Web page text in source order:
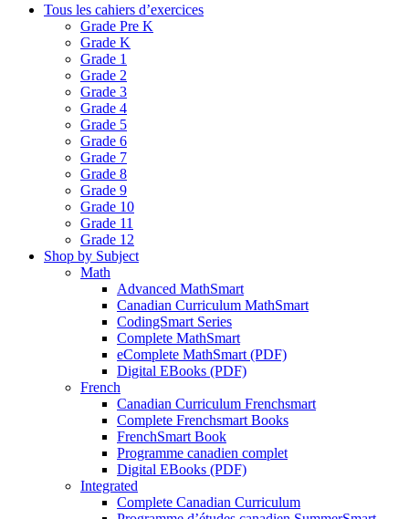
Tous les cahiers d’exercices
Grade Pre K
Grade K
Grade 1
Grade 2
Grade 3
Grade 4
Grade 5
Grade 6
Grade 7
Grade 8
Grade 9
Grade 10
Grade 11
Grade 12
Shop by Subject
Math
Advanced MathSmart
Canadian Curriculum MathSmart
CodingSmart Series
Complete MathSmart
eComplete MathSmart (PDF)
Digital EBooks (PDF)
French
Canadian Curriculum Frenchsmart
Complete Frenchsmart Books
FrenchSmart Book
Programme canadien complet
Digital EBooks (PDF)
Integrated
Complete Canadian Curriculum